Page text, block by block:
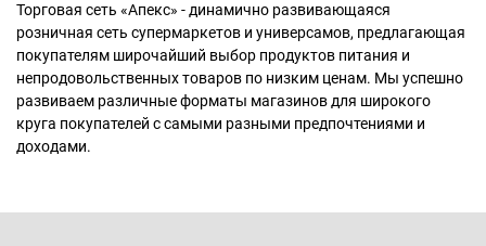
Торговая сеть «Апекс» - динамично развивающаяся
розничная сеть супермаркетов и универсамов, предлагающая
покупателям широчайший выбор продуктов питания и
непродовольственных товаров по низким ценам. Мы успешно
развиваем различные форматы магазинов для широкого
круга покупателей с самыми разными предпочтениями и
доходами.